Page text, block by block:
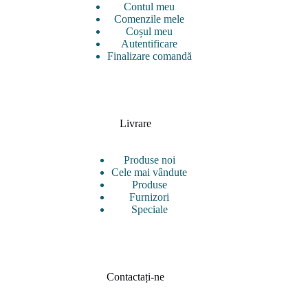
Contul meu
Comenzile mele
Coșul meu
Autentificare
Finalizare comandă
Livrare
Produse noi
Cele mai vândute
Produse
Furnizori
Speciale
Contactați-ne